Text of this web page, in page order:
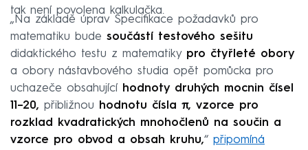
tak není povolena kalkulačka.
„Na základě úprav Specifikace požadavků pro
matematiku bude součástí testového sešitu
didaktického testu z matematiky pro čtyřleté obory
a obory nástavbového studia opět pomůcka pro
uchazeče obsahující hodnoty druhých mocnin čísel
11–20, přibližnou hodnotu čísla π, vzorce pro
rozklad kvadratických mnohočlenů na součin a
vzorce pro obvod a obsah kruhu,“ připomíná